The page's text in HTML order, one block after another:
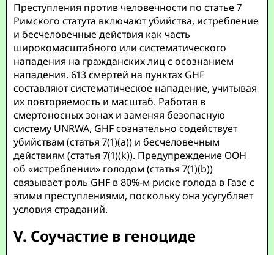
Преступления против человечности по статье 7
Римского статута включают убийства, истребление
и бесчеловечные действия как часть
широкомасштабного или систематического
нападения на гражданских лиц с осознанием
нападения. 613 смертей на пунктах GHF
составляют систематическое нападение, учитывая
их повторяемость и масштаб. Работая в
смертоносных зонах и заменяя безопасную
систему UNRWA, GHF сознательно содействует
убийствам (статья 7(1)(a)) и бесчеловечным
действиям (статья 7(1)(k)). Предупреждение ООН
об «истреблении» голодом (статья 7(1)(b))
связывает роль GHF в 80%-м риске голода в Газе с
этими преступлениями, поскольку она усугубляет
условия страданий.
V. Соучастие в геноциде